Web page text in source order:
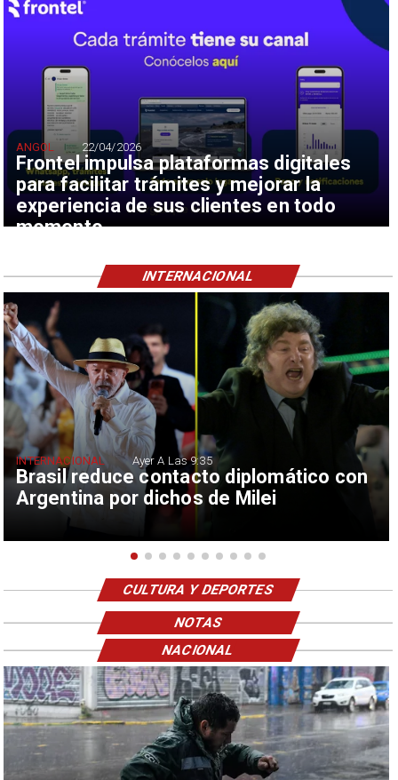
Frontel impulsa plataformas digitales
para facilitar trámites y mejorar la
experiencia de sus clientes en todo
momento
ANGOL 22/04/2026
Brasil reduce contacto diplomático con
Argentina por dichos de Milei
INTERNACIONAL Ayer A Las 9:35
INTERNACIONAL
CULTURA Y DEPORTES
NOTAS
NACIONAL